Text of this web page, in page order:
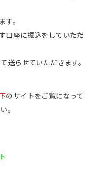
。
口座に振込をしていただ
送らせていただきます。
のサイトをご覧になって
。